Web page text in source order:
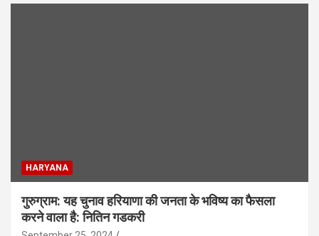
HARYANA
गुरुग्राम: यह चुनाव हरियाणा की जनता के भविष्य का फैसला
करने वाला है: नितिन गडकरी